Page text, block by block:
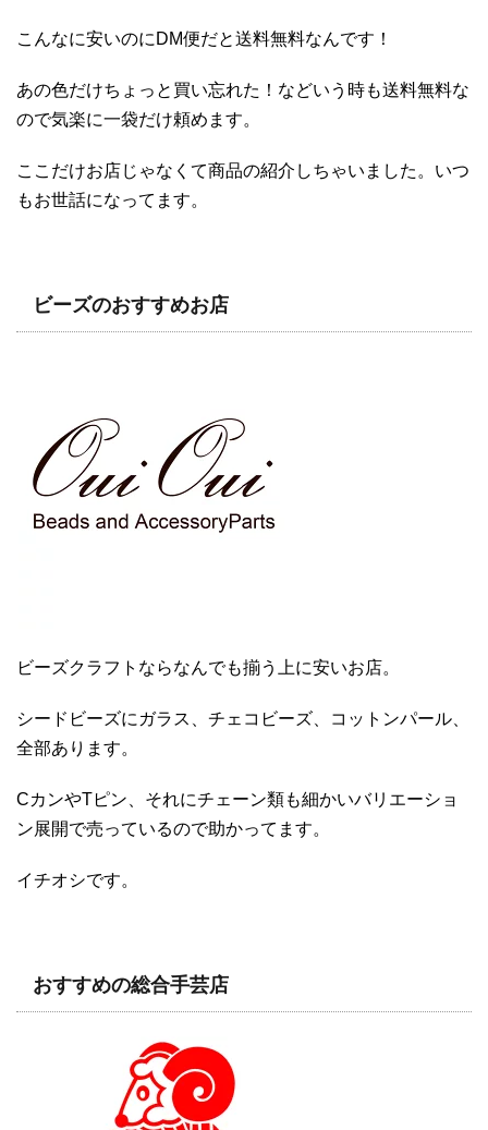
こんなに安いのにDM便だと送料無料なんです！
あの色だけちょっと買い忘れた！などいう時も送料無料な
ので気楽に一袋だけ頼めます。
ここだけお店じゃなくて商品の紹介しちゃいました。いつ
もお世話になってます。
ビーズのおすすめお店
ビーズクラフトならなんでも揃う上に安いお店。
シードビーズにガラス、チェコビーズ、コットンパール、
全部あります。
CカンやTピン、それにチェーン類も細かいバリエーショ
ン展開で売っているので助かってます。
イチオシです。
おすすめの総合手芸店